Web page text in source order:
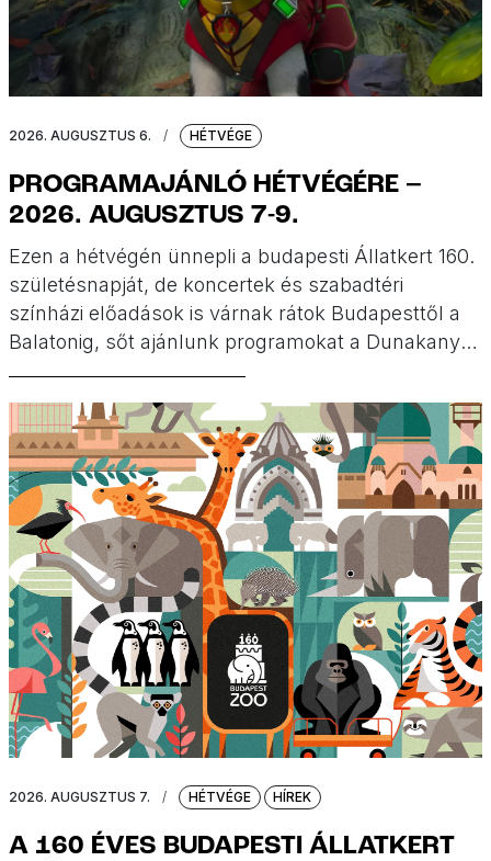
2026. AUGUSZTUS 6. / HÉTVÉGE
PROGRAMAJÁNLÓ HÉTVÉGÉRE –
2026. AUGUSZTUS 7-9.
Ezen a hétvégén ünnepli a budapesti Állatkert 160.
születésnapját, de koncertek és szabadtéri
színházi előadások is várnak rátok Budapesttől a
Balatonig, sőt ajánlunk programokat a Dunakanyar
2026. AUGUSZTUS 7. / HÉTVÉGE HÍREK
A 160 ÉVES BUDAPESTI ÁLLATKERT